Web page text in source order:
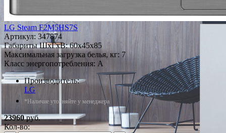
LG Steam F2M5HS7S
Артикул: 347874
Габариты ШxГxВ: 60x45x85
Максимальная загрузка белья, кг: 7
Класс энергопотребления: A
Производитель:
LG
*Наличие уточняйте у менеджера
23960руб.
Кол-во: